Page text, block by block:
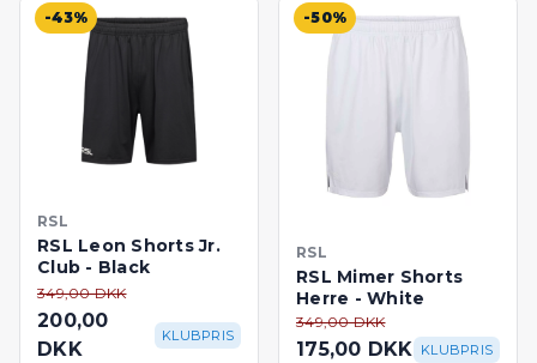
-43%
RSL
RSL Leon Shorts Jr.
Club - Black
349,00 DKK
200,00
DKK
KLUBPRIS
-50%
RSL
RSL Mimer Shorts
Herre - White
349,00 DKK
175,00 DKK KLUBPRIS